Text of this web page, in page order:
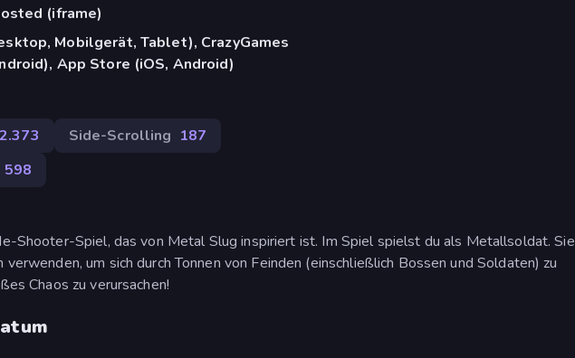
(iframe)
Mobilgerät, Tablet), CrazyGames
App Store (iOS, Android)
2.373 Side-Scrolling 187
598
Shooter-Spiel, das von Metal Slug inspiriert ist. Im Spiel spielst du als Metallsoldat. Sie
um sich durch Tonnen von Feinden (einschließlich Bossen und Soldaten) zu
Chaos zu verursachen!